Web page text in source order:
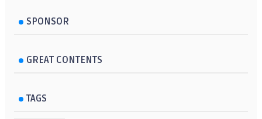
SPONSOR
GREAT CONTENTS
TAGS